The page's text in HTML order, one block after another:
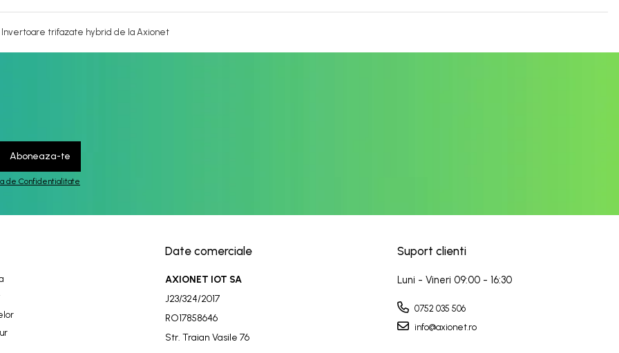
trifazate hybrid de la Axionet
de Confidentialitate
Date comerciale
AXIONET IOT SA
J23/324/2017
RO17858646
Str. Traian Vasile 76
Suport clienti
Luni - Vineri 09:00 - 16:30
0752 035 506
info@axionet.ro